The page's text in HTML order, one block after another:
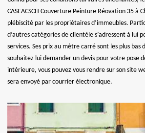
CASEACSCH Couverture Peinture Réovation 35 à
plébiscité par les propriétaires d’immeubles.
d’autres catégories de clientèle s’adressent à lui
services. Ses prix au mètre carré sont les plus bas
souhaitez lui demander un devis pour votre pose
intérieure, vous pouvez vous rendre sur son site
sera envoyé par courrier électronique.